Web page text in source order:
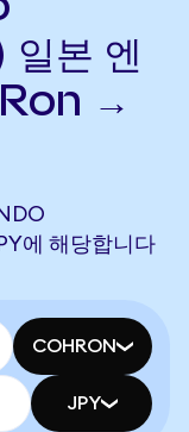
본 엔
→
에 해당합니다
COHRON
JPY